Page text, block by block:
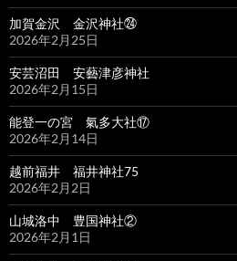
加賀金沢 金沢神社㉔
2026年2月25日
安芸沼田 安藝津彦神社
2026年2月15日
能登一の宮 氣多大社⑰
2026年2月14日
越前福井 福井神社75
2026年2月2日
山城洛中 豊国神社②
2026年2月1日